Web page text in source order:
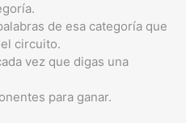
de esa categoría que
circuito.
vez que digas una
para ganar.